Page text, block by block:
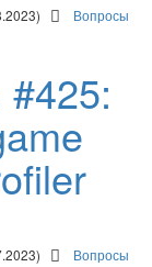
Вопросы
Вопросы